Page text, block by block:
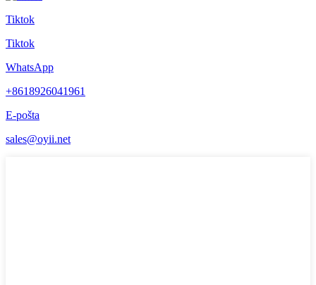
Tiktok
Tiktok
WhatsApp
+8618926041961
E-pošta
sales@oyii.net